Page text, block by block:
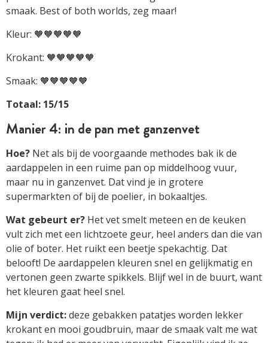
smaak. Best of both worlds, zeg maar!
Kleur: 🧡🧡🧡🧡🧡
Krokant: 🧡🧡🧡🧡🧡
Smaak: 🧡🧡🧡🧡🧡
Totaal: 15/15
Manier 4: in de pan met ganzenvet
Hoe? Net als bij de voorgaande methodes bak ik de
aardappelen in een ruime pan op middelhoog vuur,
maar nu in ganzenvet. Dat vind je in grotere
supermarkten of bij de poelier, in bokaaltjes.
Wat gebeurt er? Het vet smelt meteen en de keuken
vult zich met een lichtzoete geur, heel anders dan die van
olie of boter. Het ruikt een beetje spekachtig. Dat
belooft! De aardappelen kleuren snel en gelijkmatig en
vertonen geen zwarte spikkels. Blijf wel in de buurt, want
het kleuren gaat heel snel.
Mijn verdict:deze gebakken patatjes worden lekker
krokant en mooi goudbruin, maar de smaak valt me wat